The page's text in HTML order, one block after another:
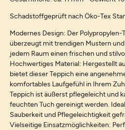
Schadstoffgeprüft nach Öko-Tex
Modernes Design: Der
überzeugt mit trendigen Mustern
jedem Raum einen frischen und
Hochwertiges Material: Hergestellt
bietet dieser Teppich eine
komfortables Laufgefühl in Ihrem
Teppich ist äußerst pflegeleicht und
feuchten Tuch gereinigt werden.
Sauberkeit und Pflegeleichtigkeit
Vielseitige Einsatzmöglichkeiten: